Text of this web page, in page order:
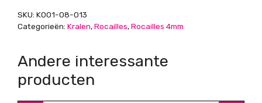
SKU: K001-08-013
Categorieën: Kralen,Rocailles,Rocailles 4mm
Andere interessante
producten